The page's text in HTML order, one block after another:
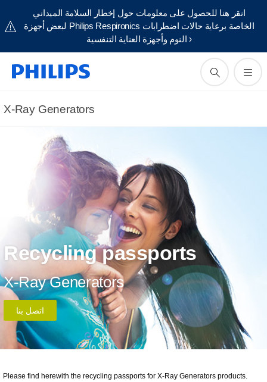
انقر هنا للحصول على معلومات حول إخطار السلامة الميداني
لبعض أجهزة Philips Respironics الخاصة برعاية حالات اضطرابات
النوم وأجهزة العناية التنفسية ›
X-Ray Generators
Recycling passports
X-Ray Generators
اتصل بنا
Please find herewith the recycling passports for X-Ray Generators products.